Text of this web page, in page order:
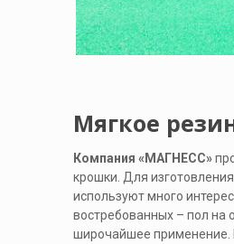
Мягкое
Компания «МАГНЕСС»
крошки. Для
используют много
востребованных – пол на
широчайшее применение.